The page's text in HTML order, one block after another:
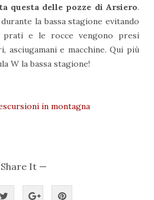
questa delle pozze di Arsiero.
la bassa stagione evitando
e le rocce vengono presi
asciugamani e macchine. Qui più
W la bassa stagione!
in montagna
It —